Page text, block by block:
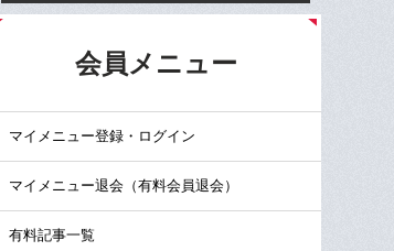
会員メニュー
マイメニュー登録・ログイン
マイメニュー退会（有料会員退会）
有料記事一覧